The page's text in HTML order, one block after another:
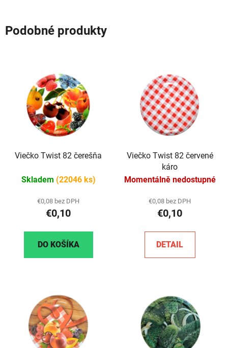
Podobné produkty
Viečko Twist 82 čerešňa
Skladem (22046 ks)
€0,08 bez DPH
€0,10
DO KOŠÍKA
Viečko Twist 82 červené
káro
Momentálně nedostupné
€0,08 bez DPH
€0,10
DETAIL